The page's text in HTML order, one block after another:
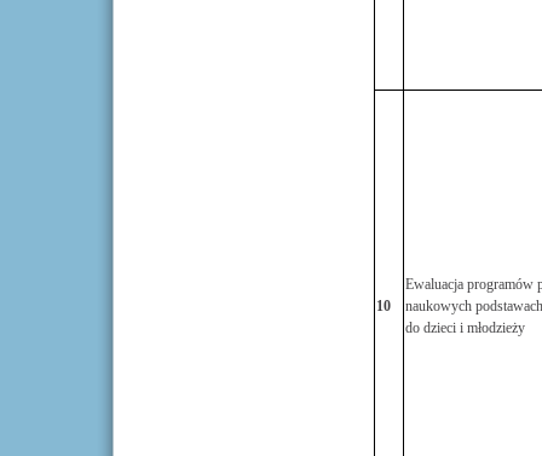
10
Ewaluacja programów
naukowych
do dzieci i młodzieży